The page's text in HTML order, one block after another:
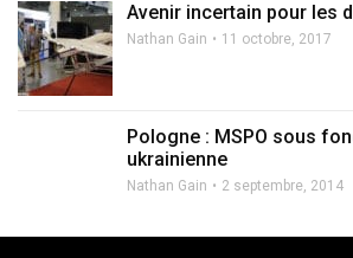
Avenir incertain pour les
Nathan Gain 11 octobre, 2017
Pologne : MSPO sous
ukrainienne
Nathan Gain 2 septembre, 2014